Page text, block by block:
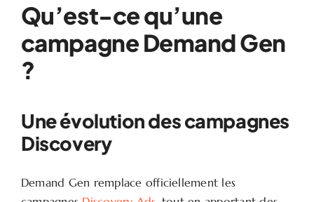
Qu’est-ce qu’une
campagne Demand Gen
?
Une évolution des campagnes
Discovery
Demand Gen remplace officiellement les